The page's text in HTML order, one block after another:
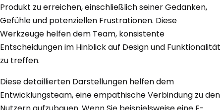
Produkt zu erreichen, einschließlich seiner Gedanken,
Gefühle und potenziellen Frustrationen. Diese
Werkzeuge helfen dem Team, konsistente
Entscheidungen im Hinblick auf Design und Funktionalität
zu treffen.
Diese detaillierten Darstellungen helfen dem
Entwicklungsteam, eine empathische Verbindung zu den